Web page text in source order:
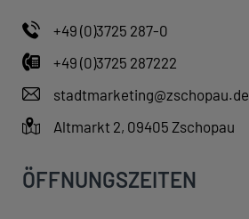
+49 (0)3725 287-0
+49 (0)3725 287222
stadtmarketing@zschopau.de
Altmarkt 2, 09405 Zschopau
ÖFFNUNGSZEITEN